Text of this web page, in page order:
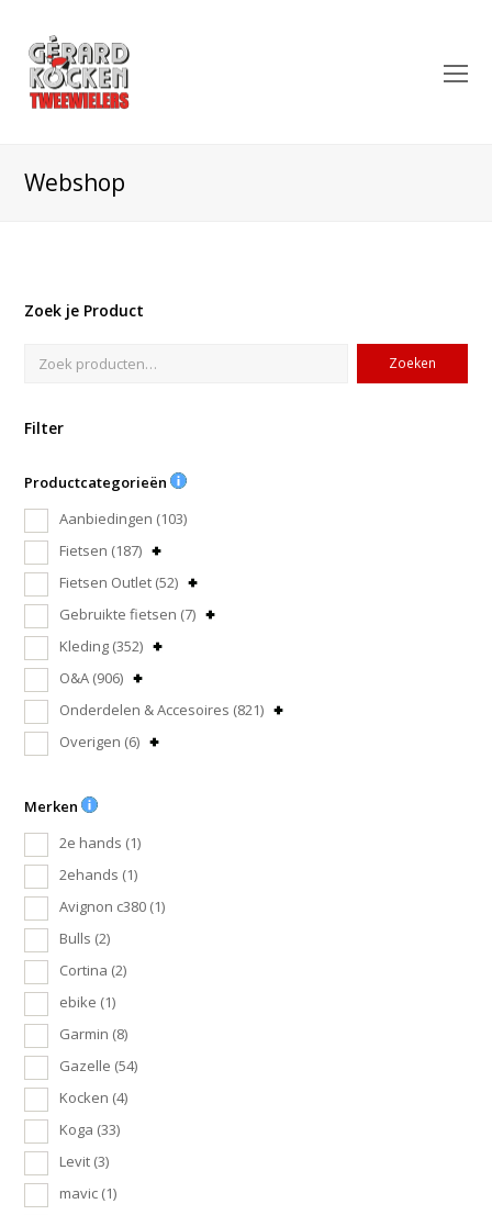
Webshop
Zoek je Product
Zoeken
Filter
Productcategorieën
Aanbiedingen (103)
Fietsen (187)
Fietsen Outlet (52)
Gebruikte fietsen (7)
Kleding (352)
O&A (906)
Onderdelen & Accesoires (821)
Overigen (6)
Merken
2e hands (1)
2ehands (1)
Avignon c380 (1)
Bulls (2)
Cortina (2)
ebike (1)
Garmin (8)
Gazelle (54)
Kocken (4)
Koga (33)
Levit (3)
mavic (1)